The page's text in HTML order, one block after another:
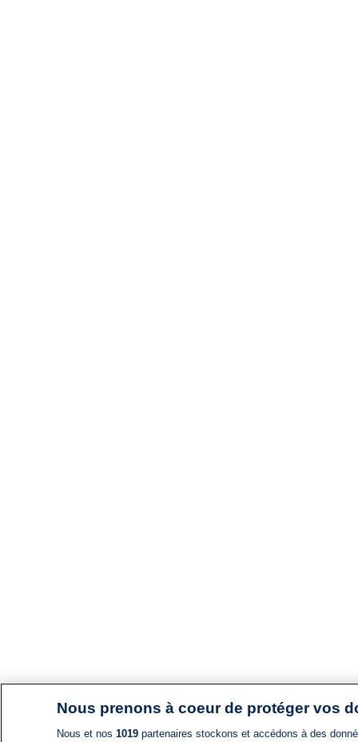
Nous prenons à coeur de protéger vos
Nous et nos 1019partenaires stockons et accédons à des